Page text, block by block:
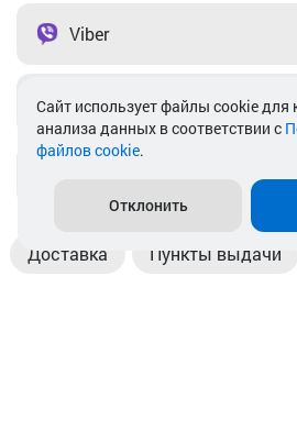
Viber
Telegram
Доставка Пункты выдачи
Cайт использует файлы cookie для
анализа данных в соответствии с
файлов cookie.
Отклонить